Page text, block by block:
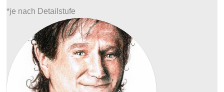
*je nach Detailstufe